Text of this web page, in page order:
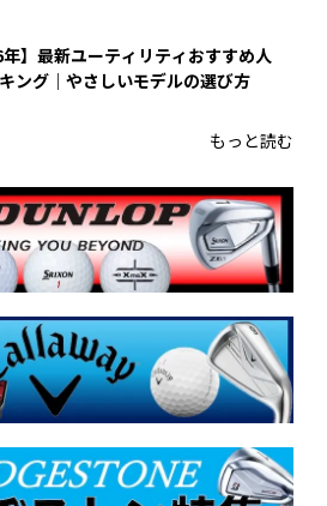
年】最新ユーティリティおすすめ人
ング｜やさしいモデルの選び方
もっと読む